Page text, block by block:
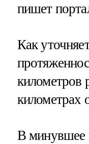
пишет
Как
километров
километрах
В минувшее